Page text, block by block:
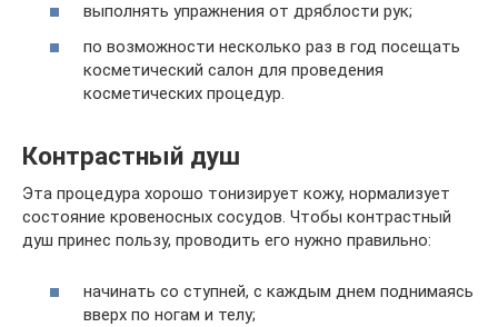
выполнять упражнения от дряблости рук;
по возможности несколько раз в год посещать
косметический салон для проведения
косметических процедур.
Контрастный душ
Эта процедура хорошо тонизирует кожу, нормализует
состояние кровеносных сосудов. Чтобы контрастный
душ принес пользу, проводить его нужно правильно:
начинать со ступней, с каждым днем поднимаясь
вверх по ногам и телу;